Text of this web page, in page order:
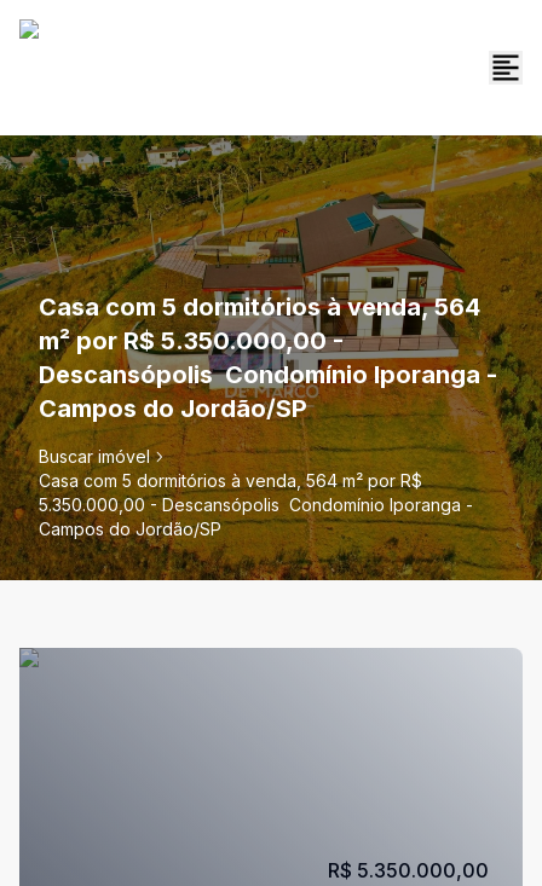
Casa com 5 dormitórios à venda, 564
m² por R$ 5.350.000,00 -
Descansópolis  Condomínio Iporanga -
Campos do Jordão/SP
Buscar imóvel
Casa com 5 dormitórios à venda, 564 m² por R$
5.350.000,00 - Descansópolis  Condomínio Iporanga -
Campos do Jordão/SP
R$ 5.350.000,00